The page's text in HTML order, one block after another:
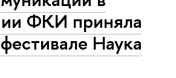
ФКИ приняла
Наука